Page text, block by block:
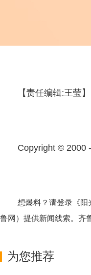
【责任编辑:王莹】
Copyright © 2000
想爆料？请登录《阳
鲁网 ）提供新闻线索。齐
为您推荐